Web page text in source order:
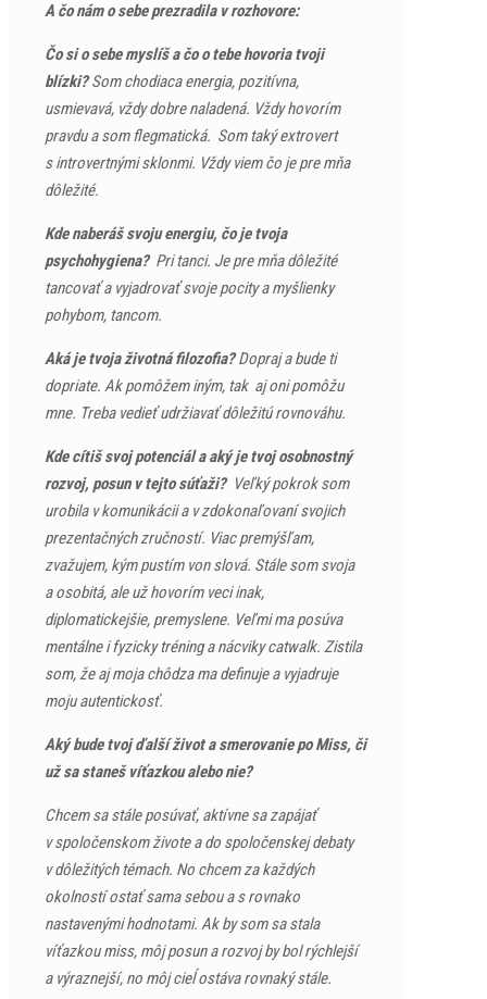
A čo nám o sebe prezradila v rozhovore:
Čo si o sebe myslíš a čo o tebe hovoria tvoji
blízki?Som chodiaca energia, pozitívna,
usmievavá, vždy dobre naladená. Vždy hovorím
pravdu a som flegmatická. Som taký extrovert
s introvertnými sklonmi. Vždy viem čo je pre mňa
dôležité.
Kde naberáš svoju energiu, čo je tvoja
psychohygiena? Pri tanci. Je pre mňa dôležité
tancovať a vyjadrovať svoje pocity a myšlienky
pohybom, tancom.
Aká je tvoja životná filozofia?Dopraj a bude ti
dopriate. Ak pomôžem iným, tak aj oni pomôžu
mne. Treba vedieť udržiavať dôležitú rovnováhu.
Kde cítiš svoj potenciál a aký je tvoj osobnostný
rozvoj, posun v tejto súťaži? Veľký pokrok som
urobila v komunikácii a v zdokonaľovaní svojich
prezentačných zručností. Viac premýšľam,
zvažujem, kým pustím von slová. Stále som svoja
a osobitá, ale už hovorím veci inak,
diplomatickejšie, premyslene. Veľmi ma posúva
mentálne i fyzicky tréning a nácviky catwalk. Zistila
som, že aj moja chôdza ma definuje a vyjadruje
moju autentickosť.
Aký bude tvoj ďalší život a smerovanie po Miss, či
už sa staneš víťazkou alebo nie?
Chcem sa stále posúvať, aktívne sa zapájať
v spoločenskom živote a do spoločenskej debaty
v dôležitých témach. No chcem za každých
okolností ostať sama sebou a s rovnako
nastavenými hodnotami. Ak by som sa stala
víťazkou miss, môj posun a rozvoj by bol rýchlejší
a výraznejší, no môj cieĺ ostáva rovnaký stále.